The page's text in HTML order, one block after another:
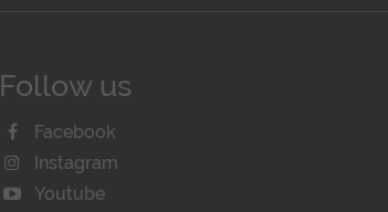
Follow us
Facebook
Instagram
Youtube